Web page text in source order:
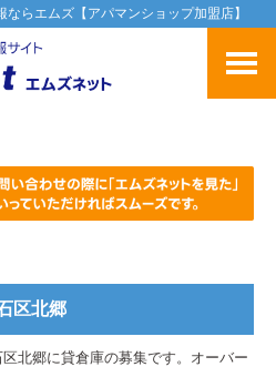
らエムズ【アパマンショップ加盟店】
区北郷
区北郷に貸倉庫の募集です。オーバー